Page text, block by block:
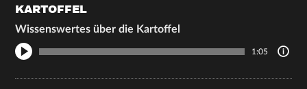
KARTOFFEL
Wissenswertes über die Kartoffel
1:05